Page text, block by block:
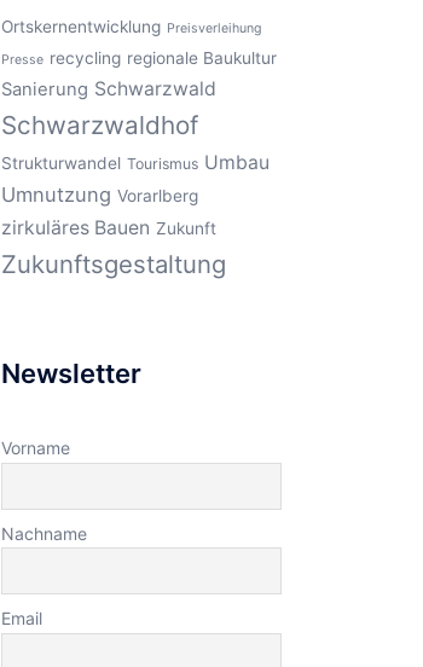
Ortskernentwicklung Preisverleihung
Presse recycling regionale Baukultur
Sanierung Schwarzwald
Schwarzwaldhof
Strukturwandel Tourismus Umbau
Umnutzung Vorarlberg
zirkuläres Bauen Zukunft
Zukunftsgestaltung
Newsletter
Vorname
Nachname
Email